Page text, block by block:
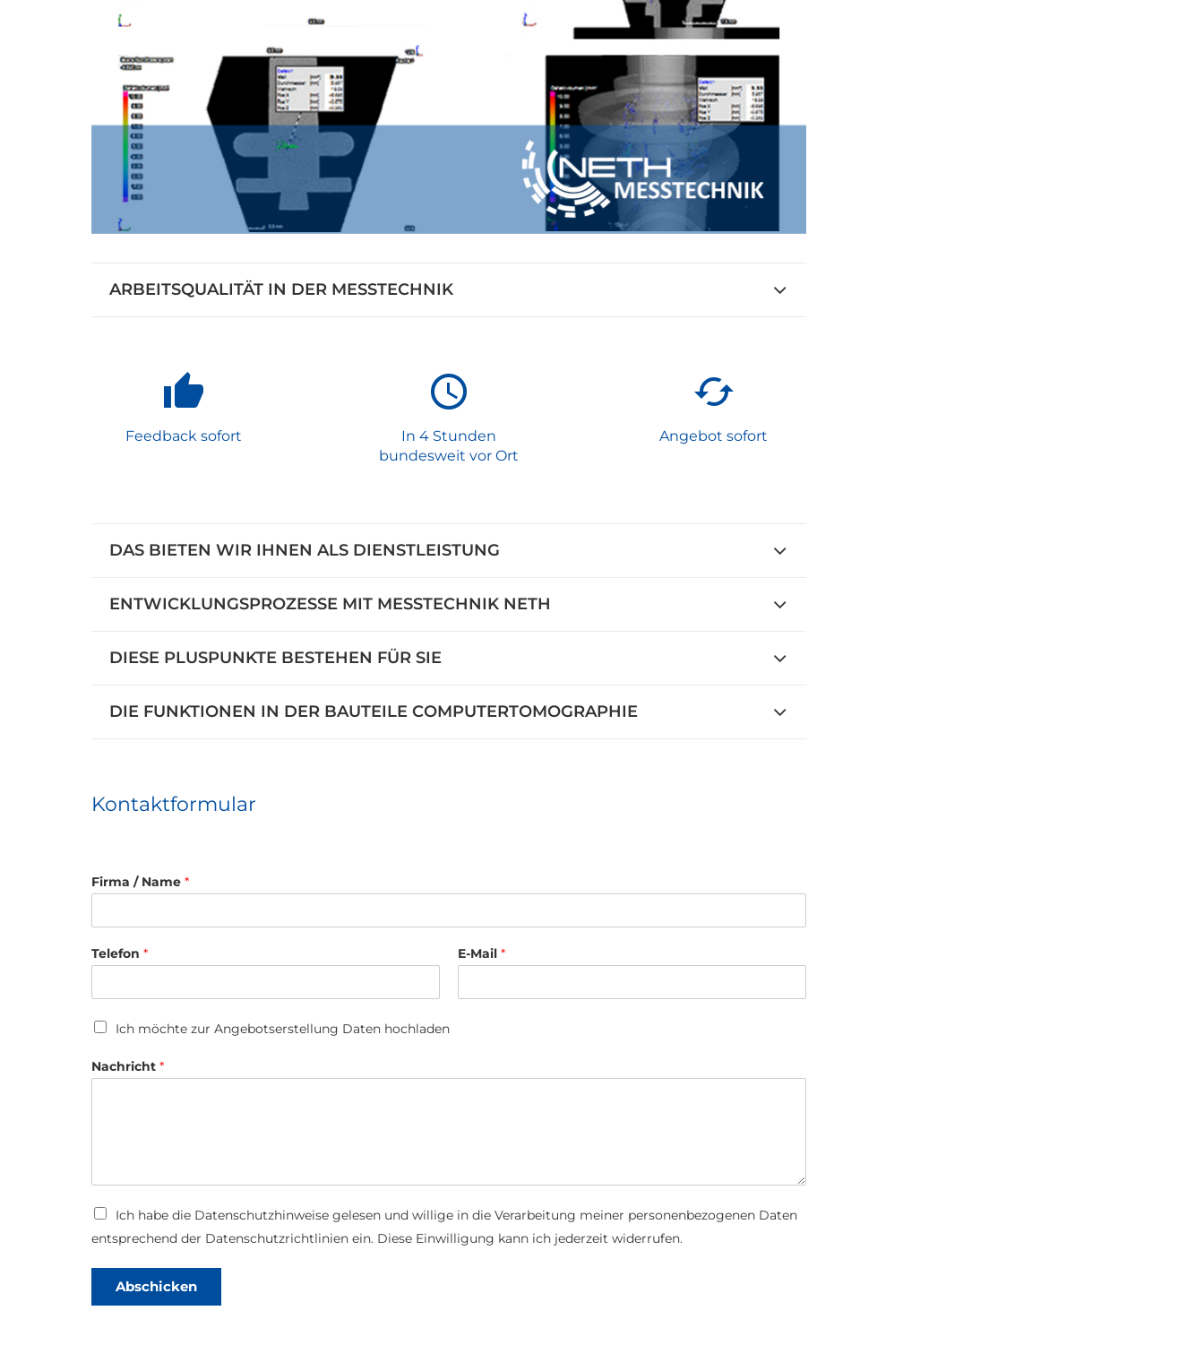
ARBEITSQUALITÄT IN DER MESSTECHNIK
Feedback sofort
In 4 Stunden
bundesweit vor Ort
Angebot sofort
DAS BIETEN WIR IHNEN ALS DIENSTLEISTUNG
ENTWICKLUNGSPROZESSE MIT MESSTECHNIK NETH
DIESE PLUSPUNKTE BESTEHEN FÜR SIE
DIE FUNKTIONEN IN DER BAUTEILE COMPUTERTOMOGRAPHIE
Kontaktformular
Firma / Name *
Telefon * E-Mail *
U
o
Ich möchte zur Angebotserstellung Daten hochladen
Nachricht *
T
e
e
D
t
c
Ich habe die Datenschutzhinweise gelesen und willige in die Verarbeitung meiner personenbezogenen Daten
entsprechend der Datenschutzrichtlinien ein. Diese Einwilligung kann ich jederzeit widerrufen.
Abschicken